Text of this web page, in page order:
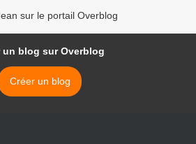
sur le portail Overblog
un blog sur Overblog
Créer un blog